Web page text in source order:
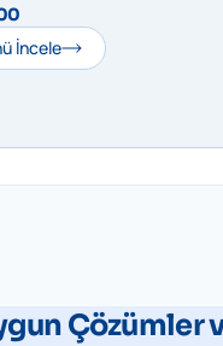
İncele
Çözümler